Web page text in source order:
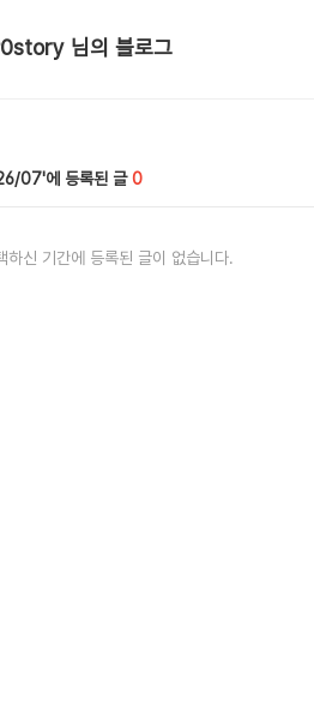
님의 블로그
07 0
하신 기간에 등록된 글이 없습니다.